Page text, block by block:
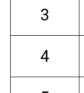
3
4